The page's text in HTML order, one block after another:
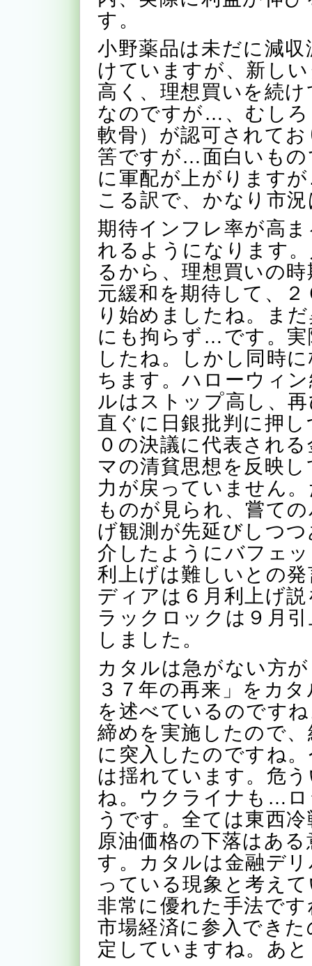
す。
小野薬品は未だに減
けていますが、新し
高く、理想買いを続
なのですが…、むしろ
軟骨）が認可されて
筈ですが…面白いもの
に軍配が上がります
こる訳で、かなり市
期待インフレ率が高
れるようになります
るから、理想買いの
元緩和を期待して、
り始めましたね。ま
にも拘らず…です。実
したね。しかし同時
ちます。ハローウィ
ルはストップ高し、
直ぐに日銀批判に押
０の決議に代表され
マの清貧思想を反映
力が戻っていません
ものが見られ、嘗て
げ観測が先延びしつ
介したようにバフェ
利上げは難しいとの
ディアは６月利上げ
ラックロックは９月
しました。
カタルは急がない方
３７年の再来」をカ
を述べているのです
締めを実施したので
に突入したのですね
は揺れています。危
ね。ウクライナも…
うです。全ては東西
原油価格の下落はあ
す。カタルは金融デ
っている現象と考え
非常に優れた手法で
市場経済に参入でき
定していますね。あ